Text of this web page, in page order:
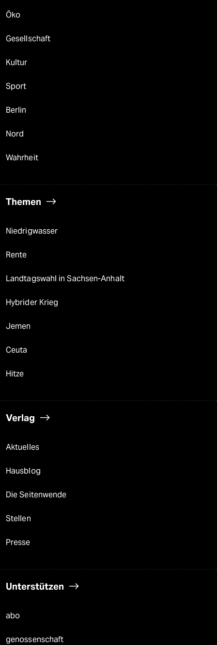
Öko
Gesellschaft
Kultur
Sport
Berlin
Nord
Wahrheit
Themen
Niedrigwasser
Rente
Landtagswahl in Sachsen-Anhalt
Hybrider Krieg
Jemen
Ceuta
Hitze
Verlag
Aktuelles
Hausblog
Die Seitenwende
Stellen
Presse
Unterstützen
abo
genossenschaft